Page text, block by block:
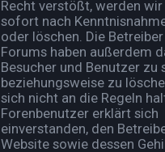
Recht verstößt, werden wir
sofort nach
oder löschen. Die
Forums haben außerdem
Besucher und Benutzer zu
beziehungsweise zu
sich nicht an die Regeln
Forenbenutzer erklärt sich
einverstanden, den
Website sowie dessen